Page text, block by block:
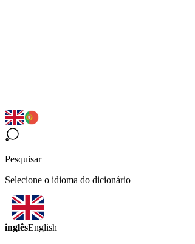
Pesquisar
Selecione o idioma do dicionário
inglêsEnglish